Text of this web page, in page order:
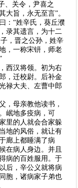
、关令，尹喜之
大旨，永无至言”。
：“姓辛氏，葵丘濮
录其遗言，为十二
，晋之公孙，姓辛
，一称宋钘，师老
西汉将领。初为右
，迁校尉。后补金
禄大夫、左曹中郎
，母亲教他读书，
岷地多疫病，可
里的人就会合家躲
地的风俗，就让有
廊上都睡满了病
在病人身边。并且
病的百姓服用。于
后，辛公义就将病
胞，诸病家子弟也